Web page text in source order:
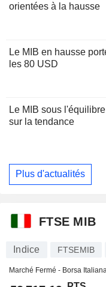
orientées à la hausse
Le MIB en hausse
les 80 USD
Le MIB sous
sur la tendance
Plus d'actualités
FTSE MIB
Indice FTSEMIB
Marché Fermé - Borsa